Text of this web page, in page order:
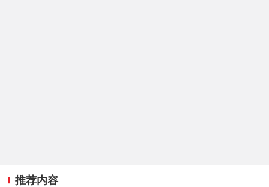
推荐内容